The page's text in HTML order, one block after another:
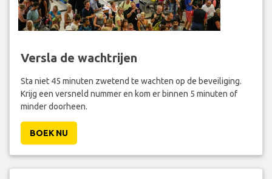
Versla de wachtrijen
Sta niet 45 minuten zwetend te wachten op de beveiliging.
Krijg een versneld nummer en kom er binnen 5 minuten of
minder doorheen.
BOEK NU